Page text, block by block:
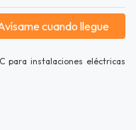
cuando llegue
para instalaciones eléctricas